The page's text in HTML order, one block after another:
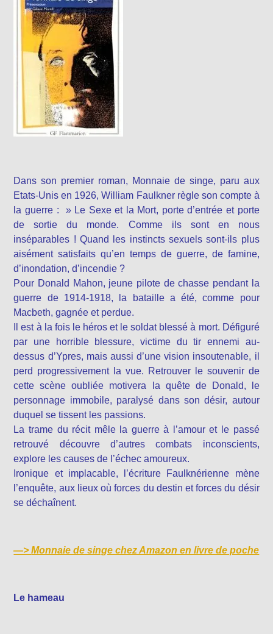
Dans son premier roman, Monnaie de singe, paru aux
Etats-Unis en 1926, William Faulkner règle son compte à
la guerre : » Le Sexe et la Mort, porte d’entrée et porte
de sortie du monde. Comme ils sont en nous
inséparables ! Quand les instincts sexuels sont-ils plus
aisément satisfaits qu’en temps de guerre, de famine,
d’inondation, d’incendie ?
Pour Donald Mahon, jeune pilote de chasse pendant la
guerre de 1914-1918, la bataille a été, comme pour
Macbeth, gagnée et perdue.
Il est à la fois le héros et le soldat blessé à mort. Défiguré
par une horrible blessure, victime du tir ennemi au-
dessus d’Ypres, mais aussi d’une vision insoutenable, il
perd progressivement la vue. Retrouver le souvenir de
cette scène oubliée motivera la quête de Donald, le
personnage immobile, paralysé dans son désir, autour
duquel se tissent les passions.
La trame du récit mêle la guerre à l’amour et le passé
retrouvé découvre d’autres combats inconscients,
explore les causes de l’échec amoureux.
Ironique et implacable, l’écriture Faulknérienne mène
l’enquête, aux lieux où forces du destin et forces du désir
se déchaînent.
—>Monnaie de singe chez Amazon en livre de poche
Le hameau